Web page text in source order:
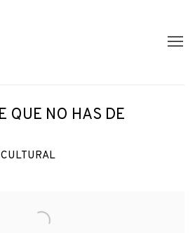
QUE NO HAS DE